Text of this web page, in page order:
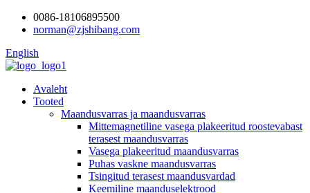
0086-18106895500
norman@zjshibang.com
English
Avaleht
Tooted
Maandusvarras ja maandusvarras
Mittemagnetiline vasega plakeeritud roostevabast
terasest maandusvarras
Vasega plakeeritud maandusvarras
Puhas vaskne maandusvarras
Tsingitud terasest maandusvardad
Keemiline maanduselektrood